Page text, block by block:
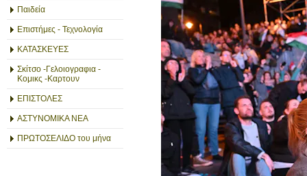
Παιδεία
Επιστήμες - Τεχνολογία
ΚΑΤΑΣΚΕΥΕΣ
Σκίτσο -Γελοιογραφια -
Κομικς -Καρτουν
ΕΠΙΣΤΟΛΕΣ
ΑΣΤΥΝΟΜΙΚΑ ΝΕΑ
ΠΡΩΤΟΣΕΛΙΔΟ του μήνα